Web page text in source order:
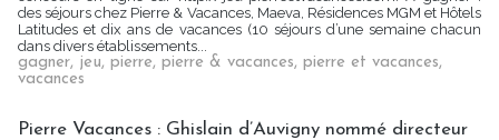
des séjours chez Pierre & Vacances, Maeva, Résidences MGM et Hôtels
Latitudes et dix ans de vacances (10 séjours d’une semaine chacun
dans divers établissements...
gagner, jeu, pierre, pierre & vacances, pierre et vacances,
vacances
Pierre Vacances : Ghislain d’Auvigny nommé directeur